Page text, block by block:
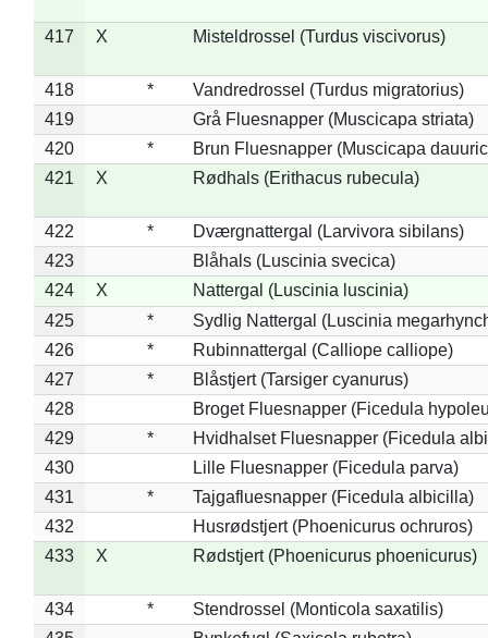
417 X Misteldrossel (Turdus viscivorus)
418 *
Vandredrossel (Turdus migratorius)
419
Grå Fluesnapper (Muscicapa striata)
420
*
Brun Fluesnapper (Muscicapa
421
X Rødhals (Erithacus rubecula)
422 *
Dværgnattergal (Larvivora sibilans)
423
Blåhals (Luscinia svecica)
424
X
Nattergal (Luscinia luscinia)
425
*
Sydlig Nattergal (Luscinia
426
*
Rubinnattergal (Calliope calliope)
427
*
Blåstjert (Tarsiger cyanurus)
428
Broget Fluesnapper (Ficedula
429
*
Hvidhalset Fluesnapper (Ficedula
430
Lille Fluesnapper (Ficedula parva)
431
*
Tajgafluesnapper (Ficedula albicilla)
432
Husrødstjert (Phoenicurus ochruros)
433
X Rødstjert (Phoenicurus phoenicurus)
434 *
Stendrossel (Monticola saxatilis)